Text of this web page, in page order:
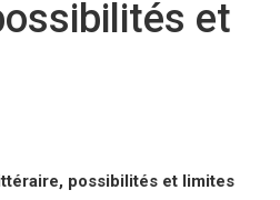
et
possibilités et limites